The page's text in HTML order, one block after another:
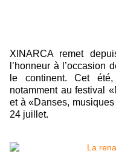
XINARCA remet
l’honneur à l’occasion
le continent. Cet
notamment au festival
et à «Danses,
24 juillet.